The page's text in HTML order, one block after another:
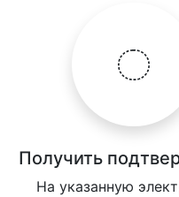
Получить
На указанную